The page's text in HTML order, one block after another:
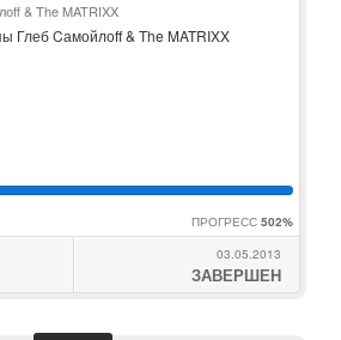
& The MATRIXX
Глеб Cамойлоff & The MATRIXX
ПРОГРЕСС 502%
03.05.2013
ЗАВЕРШЕН